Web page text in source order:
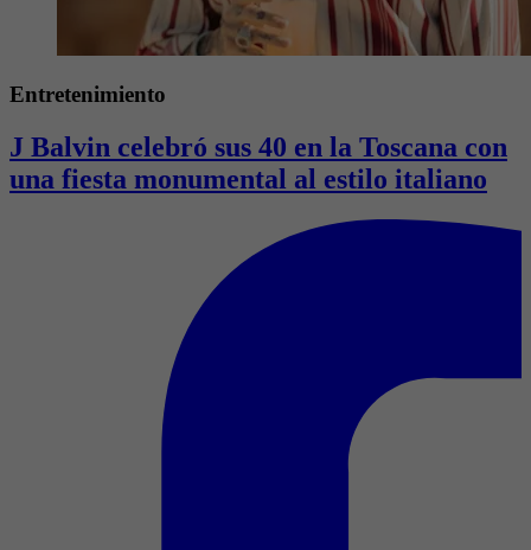
Entretenimiento
J Balvin celebró sus 40 en la Toscana con
una fiesta monumental al estilo italiano